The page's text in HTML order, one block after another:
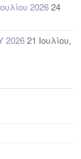
202624
21 Ιουλίου,